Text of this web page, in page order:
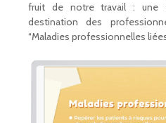
fruit de notre travail : une
destination des
“Maladies professionnelles